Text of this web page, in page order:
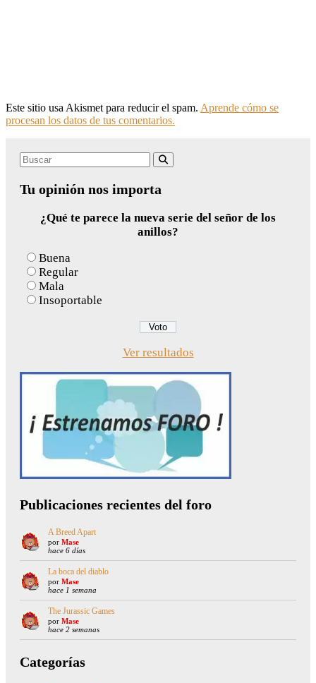
Este sitio usa Akismet para reducir el spam. Aprende cómo se
procesan los datos de tus comentarios.
Search
Tu opinión nos importa
¿Qué te parece la nueva serie del señor de los
anillos?
Buena
Regular
Mala
Insoportable
Ver resultados
Publicaciones recientes del foro
A Breed Apart
por Mase
hace 6 días
La boca del diablo
por Mase
hace 1 semana
The Jurassic Games
por Mase
hace 2 semanas
Categorías